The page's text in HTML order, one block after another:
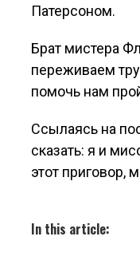
Патерсоном.
Брат мистера
переживаем
помочь нам
Ссылаясь на
сказать: я и
этот
In this article: